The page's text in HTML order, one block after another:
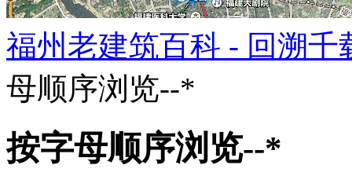
福州老建筑百科 - 回溯
母顺序浏览--*
按字母顺序浏览--*